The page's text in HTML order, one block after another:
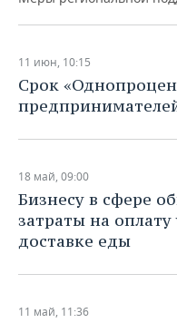
11 июн, 10:15
Срок
18 май, 09:00
Бизнесу в сфере
затраты на оплату
доставке еды
11 май, 11:36